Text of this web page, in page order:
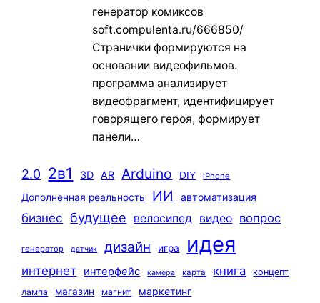
генератор комиксов
soft.compulenta.ru/666850/
Странички формируются на
основании видеофильмов.
программа анализирует
видеофрагмент, идентифицирует
говорящего героя, формирует
панели…
2.0 2в1 3D AR Arduino DIY iPhone
Дополненная реальность ИИ автоматизация
бизнес будущее велосипед видео вопрос
генератор датчик дизайн игра идея
интернет интерфейс камера карта книга
концепт
лампа
магазин магнит
маркетинг